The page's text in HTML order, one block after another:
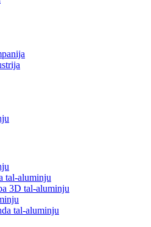
tal-aluminju
3D tal-aluminju
tal-aluminju